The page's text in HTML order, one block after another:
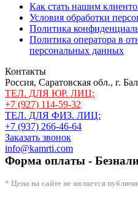
Как стать нашим
Условия обработки
Политика
Политика оператора в
персональных данных
Контакты
Россия, Саратовская обл., г.
ТЕЛ. ДЛЯ ЮР. ЛИЦ:
+7 (927) 114-59-32
ТЕЛ. ДЛЯ ФИЗ. ЛИЦ:
+7 (937) 266-46-64
Заказать звонок
info@kamrti.com
Форма оплаты -
* Цена на сайте не является